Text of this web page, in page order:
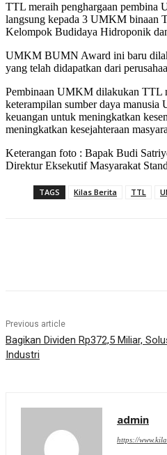
TTL meraih penghargaan pembina
langsung kepada 3 UMKM binaan
Kelompok Budidaya Hidroponik
UMKM BUMN Award ini baru
yang telah didapatkan dari
Pembinaan UMKM dilakukan TTL
keterampilan sumber daya
keuangan untuk meningkatkan
meningkatkan kesejahteraan
Keterangan foto : Bapak Budi
Direktur Eksekutif Masyarakat
TAGS Kilas Berita TTL
Previous article
Bagikan Dividen Rp372,5 Miliar,
Industri
admin
https://